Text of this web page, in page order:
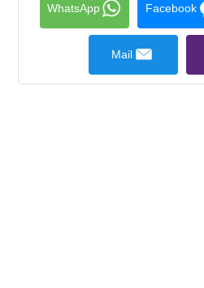
Facebook
WhatsApp
Mail